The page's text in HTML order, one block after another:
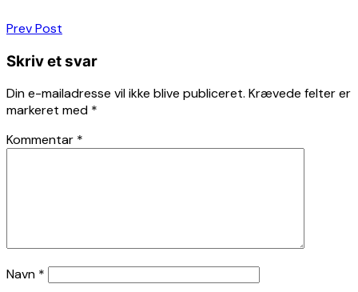
Indlægsnavigation
Prev Post
Skriv et svar
Din e-mailadresse vil ikke blive publiceret. Krævede felter er
markeret med *
Kommentar *
Navn *